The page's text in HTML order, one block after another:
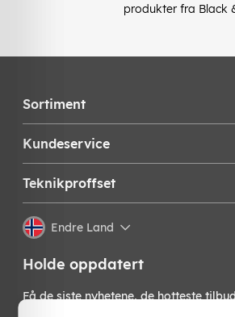
produkter fra Black
Sortiment
Kundeservice
Teknikproffset
Endre Land
Holde oppdatert
Få de siste nyhetene, de hotteste